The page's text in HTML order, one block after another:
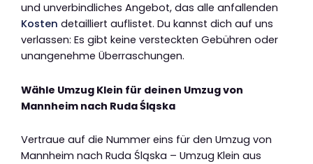
und unverbindliches Angebot, das alle anfallenden
Kosten detailliert auflistet. Du kannst dich auf uns
verlassen: Es gibt keine versteckten Gebühren oder
unangenehme Überraschungen.
Wähle Umzug Klein für deinen Umzug von
Mannheim nach Ruda Śląska
Vertraue auf die Nummer eins für den Umzug von
Mannheim nach Ruda Śląska – Umzug Klein aus